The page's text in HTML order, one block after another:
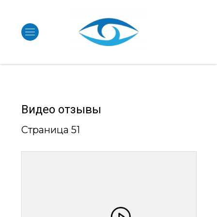
Видео отзывы
Страница 51